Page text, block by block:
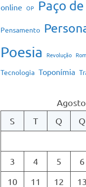
online OP Paço
Pensamento
Poesia Revolução
Tecnologia Toponímia
S
T Q Q
3
4 5 6
10
11 12 13